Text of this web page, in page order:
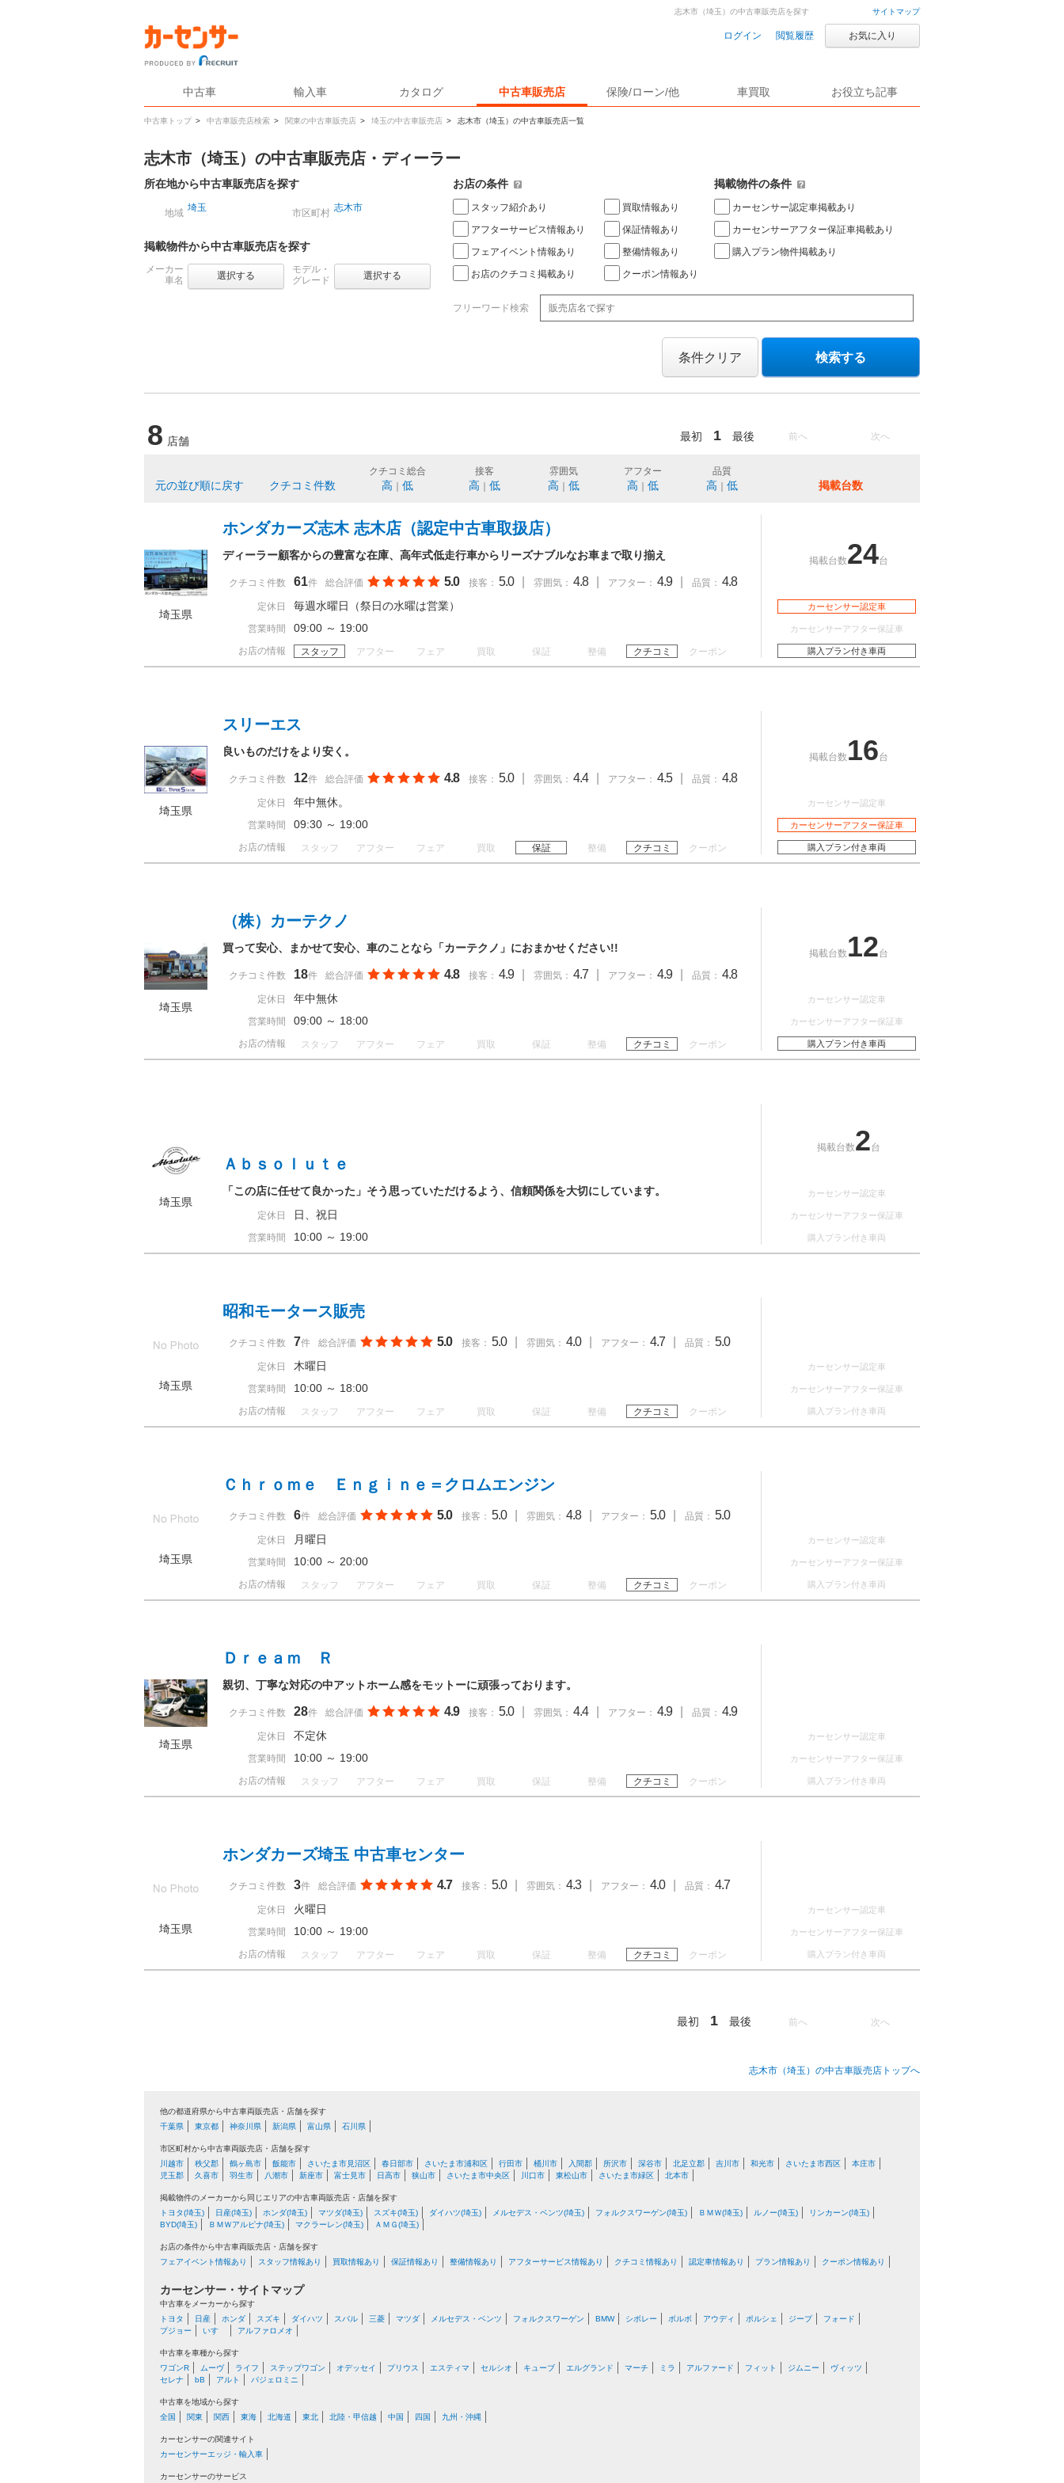
サイトマップ
ログイン 閲覧履歴 お気に入り
中古車 輸入車 カタログ 中古車販売店 保険/ローン/他 車買取 お役立ち記事
中古車トップ > 中古車販売店検索 > 関東の中古車販売店 > 埼玉の中古車販売店 > 志木市（埼玉）の中古車販売店一覧
志木市（埼玉）の中古車販売店を探す
志木市（埼玉）の中古車販売店・ディーラー
所在地から中古車販売店を探す
地域 埼玉 市区町村 志木市
掲載物件から中古車販売店を探す
メーカー
車名
選択する
モデル・
グレード
選択する
お店の条件
スタッフ紹介あり
アフターサービス情報あり
フェアイベント情報あり
お店のクチコミ掲載あり
買取情報あり
保証情報あり
整備情報あり
クーポン情報あり
掲載物件の条件
カーセンサー認定車掲載あり
カーセンサーアフター保証車掲載あり
購入プラン物件掲載あり
フリーワード検索
条件クリア 検索する
8 店舗 前へ 次へ
最初 1 最後
元の並び順に戻す クチコミ件数
クチコミ総合
高 低
接客
高 低
雰囲気
高 低
アフター
高 低
品質
高 低 掲載台数
埼玉県
ホンダカーズ志木 志木店（認定中古車取扱店）
ディーラー顧客からの豊富な在庫、高年式低走行車からリーズナブルなお車まで取り揃え
クチコミ件数 61件 総合評価 5.0 接客： 5.0 雰囲気： 4.8 アフター： 4.9 品質： 4.8
定休日 毎週水曜日（祭日の水曜は営業）
営業時間 09:00 ～ 19:00
お店の情報 スタッフ アフター フェア 買取 保証 整備 クチコミ クーポン
掲載台数24台
カーセンサー認定車
カーセンサーアフター保証車
購入プラン付き車両
埼玉県
スリーエス
良いものだけをより安く。
クチコミ件数 12件 総合評価 4.8 接客： 5.0 雰囲気： 4.4 アフター： 4.5 品質： 4.8
定休日 年中無休。
営業時間 09:30 ～ 19:00
お店の情報 スタッフ アフター フェア 買取 保証 整備 クチコミ クーポン
掲載台数 16台
カーセンサー認定車
カーセンサーアフター保証車
購入プラン付き車両
埼玉県
（株）カーテクノ
買って安心、まかせて安心、車のことなら「カーテクノ」におまかせください!!
クチコミ件数 18件 総合評価 4.8 接客： 4.9 雰囲気： 4.7 アフター： 4.9 品質： 4.8
定休日 年中無休
営業時間 09:00 ～ 18:00
お店の情報 スタッフ アフター フェア 買取 保証 整備 クチコミ クーポン
掲載台数 12台
カーセンサー認定車
カーセンサーアフター保証車
購入プラン付き車両
埼玉県
Ａｂｓｏｌｕｔｅ
「この店に任せて良かった」そう思っていただけるよう、信頼関係を大切にしています。
定休日 日、祝日
営業時間 10:00 ～ 19:00
掲載台数2台
カーセンサー認定車
カーセンサーアフター保証車
購入プラン付き車両
埼玉県
昭和モータース販売
クチコミ件数 7件 総合評価 5.0 接客： 5.0 雰囲気： 4.0 アフター： 4.7 品質： 5.0
定休日 木曜日
営業時間 10:00 ～ 18:00
お店の情報 スタッフ アフター フェア 買取 保証 整備 クチコミ クーポン
カーセンサー認定車
カーセンサーアフター保証車
購入プラン付き車両
埼玉県
Ｃｈｒｏｍｅ Ｅｎｇｉｎｅ＝クロムエンジン
クチコミ件数 6件 総合評価 5.0 接客： 5.0 雰囲気： 4.8 アフター： 5.0 品質： 5.0
定休日 月曜日
営業時間 10:00 ～ 20:00
お店の情報 スタッフ アフター フェア 買取 保証 整備 クチコミ クーポン
カーセンサー認定車
カーセンサーアフター保証車
購入プラン付き車両
埼玉県
Ｄｒｅａｍ Ｒ
親切、丁寧な対応の中アットホーム感をモットーに頑張っております。
クチコミ件数 28件 総合評価 4.9 接客： 5.0 雰囲気： 4.4 アフター： 4.9 品質： 4.9
定休日 不定休
営業時間 10:00 ～ 19:00
お店の情報 スタッフ アフター フェア 買取 保証 整備 クチコミ クーポン
カーセンサー認定車
カーセンサーアフター保証車
購入プラン付き車両
埼玉県
ホンダカーズ埼玉 中古車センター
クチコミ件数 3件 総合評価 4.7 接客： 5.0 雰囲気： 4.3 アフター： 4.0 品質： 4.7
定休日 火曜日
営業時間 10:00 ～ 19:00
お店の情報 スタッフ アフター フェア 買取 保証 整備 クチコミ クーポン
カーセンサー認定車
カーセンサーアフター保証車
購入プラン付き車両
最初 1 最後 前へ 次へ
志木市（埼玉）の中古車販売店トップへ
他の都道府県から中古車両販売店・店舗を探す
千葉県
東京都 神奈川県 新潟県 富山県 石川県
市区町村から中古車両販売店・店舗を探す
川越市
秩父郡 鶴ヶ島市 飯能市 さいたま市見沼区 春日部市 さいたま市浦和区 行田市 桶川市 入間郡 所沢市 深谷市 北足立郡 吉川市 和光市 さいたま市西区
本庄市
児玉郡
久喜市 羽生市 八潮市 新座市 富士見市 日高市 狭山市 さいたま市中央区 川口市 東松山市 さいたま市緑区 北本市
掲載物件のメーカーから同じエリアの中古車両販売店・店舗を探す
トヨタ(埼玉)
日産(埼玉) ホンダ(埼玉) マツダ(埼玉) スズキ(埼玉) ダイハツ(埼玉) メルセデス・ベンツ(埼玉) フォルクスワーゲン(埼玉) ＢＭＷ(埼玉) ルノー(埼玉)
リンカーン(埼玉)
BYD(埼玉)
ＢＭＷアルピナ(埼玉) マクラーレン(埼玉) ＡＭＧ(埼玉)
お店の条件から中古車両販売店・店舗を探す
フェアイベント情報あり
スタッフ情報あり 買取情報あり 保証情報あり 整備情報あり アフターサービス情報あり クチコミ情報あり 認定車情報あり プラン情報あり クーポン情報あり
カーセンサー・サイトマップ
中古車をメーカーから探す
トヨタ
日産 ホンダ スズキ ダイハツ スバル 三菱 マツダ メルセデス・ベンツ フォルクスワーゲン BMW シボレー ボルボ アウディ ポルシェ ジープ
フォード
プジョー
いすゞ アルファロメオ
中古車を車種から探す
ワゴンR
ムーヴ ライフ ステップワゴン オデッセイ プリウス エスティマ セルシオ キューブ エルグランド マーチ ミラ アルファード フィット ジムニー
ヴィッツ
セレナ
bB アルト パジェロミニ
中古車を地域から探す
全国
関東 関西 東海 北海道 東北 北陸・甲信越 中国 四国 九州・沖縄
カーセンサーの関連サイト
カーセンサーエッジ・輸入車
カーセンサーのサービス